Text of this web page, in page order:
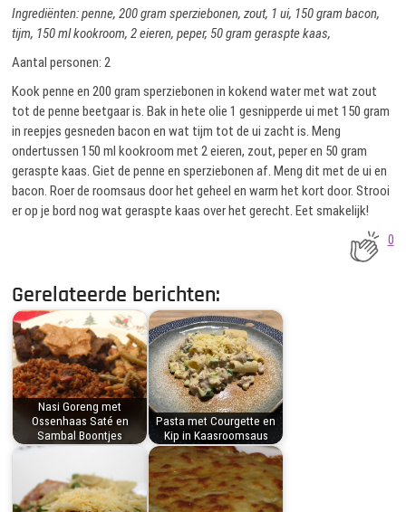
Ingrediënten: penne, 200 gram sperziebonen, zout, 1 ui, 150 gram bacon,
tijm, 150 ml kookroom, 2 eieren, peper, 50 gram geraspte kaas,
Aantal personen: 2
Kook penne en 200 gram sperziebonen in kokend water met wat zout
tot de penne beetgaar is. Bak in hete olie 1 gesnipperde ui met 150 gram
in reepjes gesneden bacon en wat tijm tot de ui zacht is. Meng
ondertussen 150 ml kookroom met 2 eieren, zout, peper en 50 gram
geraspte kaas. Giet de penne en sperziebonen af. Meng dit met de ui en
bacon. Roer de roomsaus door het geheel en warm het kort door. Strooi
er op je bord nog wat geraspte kaas over het gerecht. Eet smakelijk!
0
Gerelateerde berichten:
Nasi Goreng met
Ossenhaas Saté en
Sambal Boontjes
Pasta met Courgette en
Kip in Kaasroomsaus